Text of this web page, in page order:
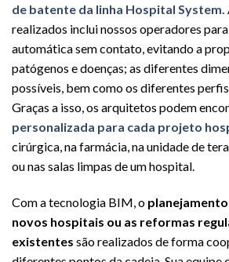
de batente da linha Hospital System.
realizados inclui nossos operadores
automática sem contato, evitando a
patógenos e doenças; as diferentes
possíveis, bem como os diferentes
Graças a isso, os arquitetos podem
personalizada para cada projeto
cirúrgica, na farmácia, na unidade de
ou nas salas limpas de um hospital.
Com a tecnologia BIM, o
novos hospitais ou as reformas
existentes são realizados de forma